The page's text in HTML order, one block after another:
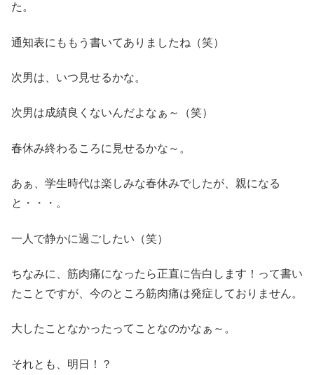
た。
通知表にももう書いてありましたね（笑）
次男は、いつ見せるかな。
次男は成績良くないんだよなぁ～（笑）
春休み終わるころに見せるかな～。
あぁ、学生時代は楽しみな春休みでしたが、親になる
と・・・。
一人で静かに過ごしたい（笑）
ちなみに、筋肉痛になったら正直に告白します！って書い
たことですが、今のところ筋肉痛は発症しておりません。
大したことなかったってことなのかなぁ～。
それとも、明日！？